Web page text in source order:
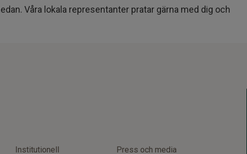
Våra lokala representanter pratar gärna med dig och
Institutionell
Press och media